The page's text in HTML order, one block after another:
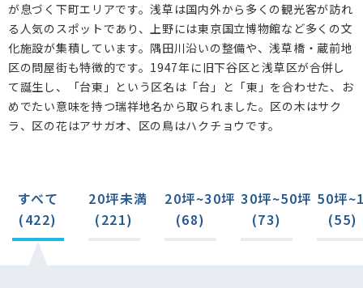
小島(6)
が息づく下町エリアです。浅草は国内外から多くの観光客が訪れ
る人気のスポットであり、上野には東京国立博物館など多くの文
化施設が集積しています。隅田川沿いの整備や、浅草橋・蔵前地
区の問屋街も特徴的です。1947年に旧下谷区と浅草区が合併し
て誕生し、「台東」という区名は「台」と「東」を合わせた、お
めでたい意味を持つ瑞祥地名から取られました。区の木はサク
ラ、区の花はアサガオ、区の鳥はハクチョウです。
すべて
(422)
20坪未満
(221)
20坪~30坪
(68)
30坪~50坪
(73)
50坪
(55)